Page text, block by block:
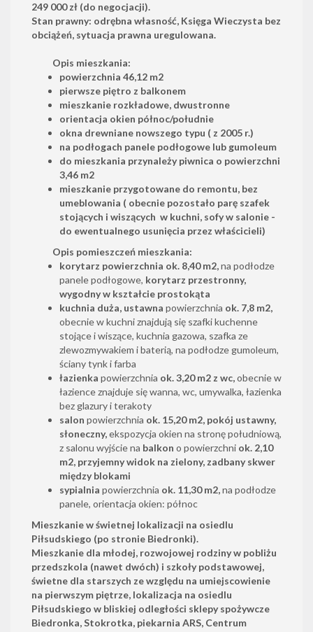
249 000 zł (do negocjacji).
Stan prawny: odrębna własność, Księga Wieczysta bez
obciążeń, sytuacja prawna uregulowana.
Opis mieszkania:
powierzchnia 46,12 m2
pierwsze piętro z balkonem
mieszkanie rozkładowe, dwustronne
orientacja okien północ/południe
okna drewniane nowszego typu ( z 2005 r.)
na podłogach panele podłogowe lub gumoleum
do mieszkania przynależy piwnica o powierzchni
3,46 m2
mieszkanie przygotowane do remontu, bez
umeblowania ( obecnie pozostało parę szafek
stojących i wiszących w kuchni, sofy w salonie -
do ewentualnego usunięcia przez właścicieli)
Opis pomieszczeń mieszkania:
korytarz powierzchnia ok. 8,40 m2,na podłodze
panele podłogowe, korytarz przestronny,
wygodny w kształcie prostokąta
kuchnia duża, ustawna powierzchnia ok. 7,8 m2,
obecnie w kuchni znajdują się szafki kuchenne
stojące i wiszące, kuchnia gazowa, szafka ze
zlewozmywakiem i baterią, na podłodze gumoleum,
ściany tynk i farba
łazienka powierzchnia ok. 3,20 m2 z wc,obecnie w
łazience znajduje się wanna, wc, umywalka, łazienka
bez glazury i terakoty
salon powierzchnia ok. 15,20 m2, pokój ustawny,
słoneczny,ekspozycja okien na stronę południową,
z salonu wyjście na balkon o powierzchni ok. 2,10
m2, przyjemny widok na zielony, zadbany skwer
między blokami
sypialnia powierzchnia ok. 11,30 m2,na podłodze
panele, orientacja okien: północ
Mieszkanie w świetnej lokalizacji na osiedlu
Piłsudskiego (po stronie Biedronki).
Mieszkanie dla młodej, rozwojowej rodziny w pobliżu
przedszkola (nawet dwóch) i szkoły podstawowej,
świetne dla starszych ze względu na umiejscowienie
na pierwszym piętrze, lokalizacja na osiedlu
Piłsudskiego w bliskiej odległości sklepy spożywcze
Biedronka, Stokrotka, piekarnia ARS, Centrum